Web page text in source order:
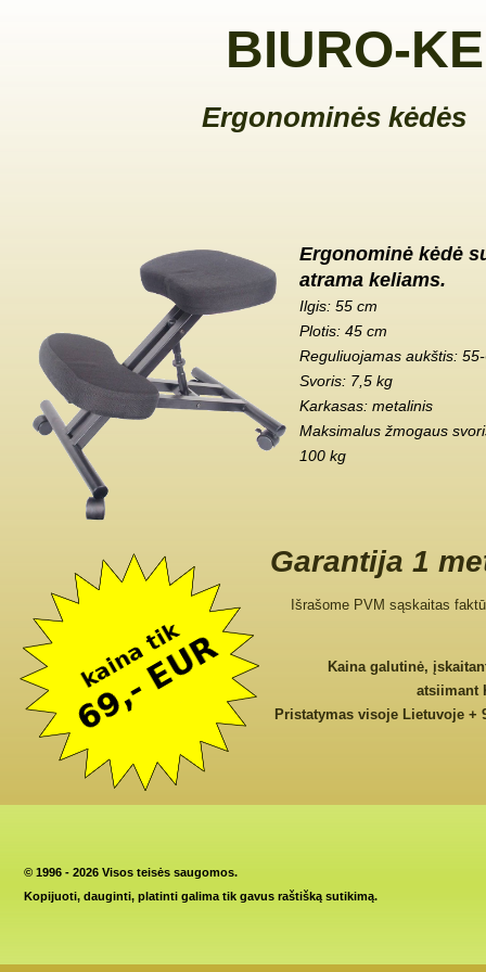
BIURO-
Ergonominės kėdės
Ergonominė kėdė
atrama keliams.
Ilgis: 55 cm
Plotis: 45 cm
Reguliuojamas aukštis:
Svoris: 7,5 kg
Karkasas: metalinis
Maksimalus žmogaus
100 kg
Garantija 1
Išrašome PVM sąskaitas
Kaina galutinė,
atsiimant
Pristatymas visoje Lietuvoje +
© 1996 - 2026 Visos teisės saugomos.
Kopijuoti, dauginti, platinti galima tik gavus raštišką sutikimą.